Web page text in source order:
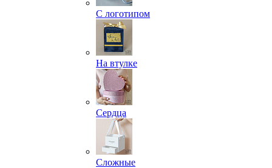
С логотипом
На втулке
Сердца
Сложные